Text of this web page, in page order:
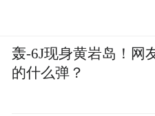
轰-6J现身黄岩岛！网
的什么弹？